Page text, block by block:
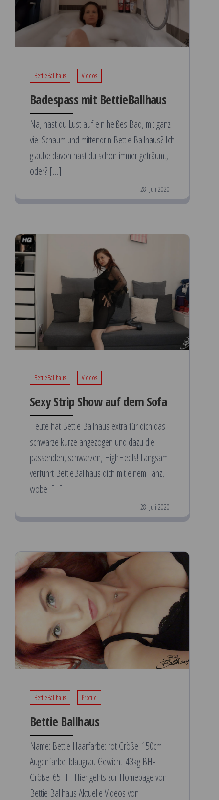
BettieBallhaus Videos
Badespass mit BettieBallhaus
Na, hast du Lust auf ein heißes Bad, mit ganz
viel Schaum und mittendrin Bettie Ballhaus? Ich
glaube davon hast du schon immer geträumt,
oder? […]
28. Juli 2020
BettieBallhaus Videos
Sexy Strip Show auf dem Sofa
Heute hat Bettie Ballhaus extra für dich das
schwarze kurze angezogen und dazu die
passenden, schwarzen, HighHeels! Langsam
verführt BettieBallhaus dich mit einem Tanz,
wobei […]
28. Juli 2020
BettieBallhaus Profile
Bettie Ballhaus
Name: Bettie Haarfarbe: rot Größe: 150cm
Augenfarbe: blaugrau Gewicht: 43kg BH-
Größe: 65 H Hier gehts zur Homepage von
Bettie Ballhaus Aktuelle Videos von